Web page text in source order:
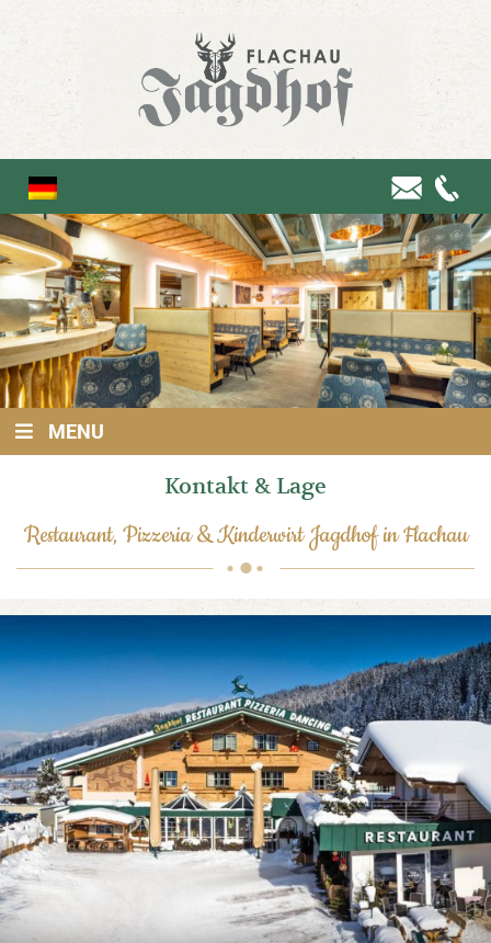
MENU
Kontakt & Lage
Restaurant, Pizzeria & Kinderwirt Jagdhof in Flachau